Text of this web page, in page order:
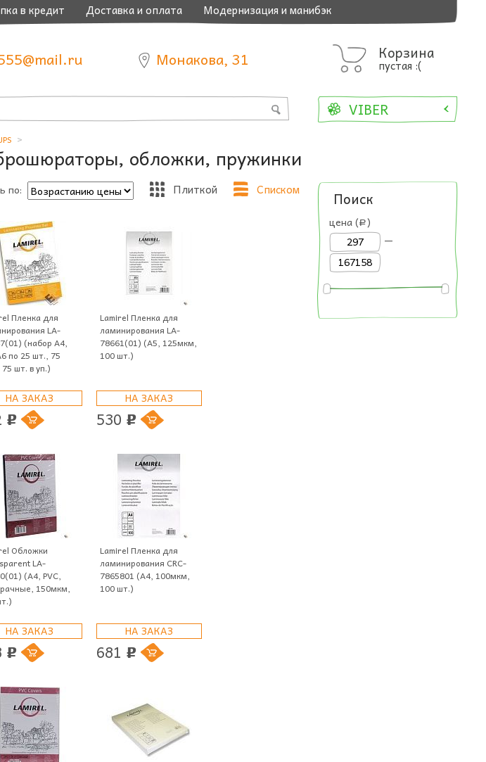
в кредит Доставка и оплата Модернизация и манибэк
Корзина
пустая :(
Монакова, 31
VIBER
обложки, пружинки
Поиск
цена (a)
—
по: Плиткой Списком
Пленка для
LA-
(набор А4,
по 25 шт., 75
шт. в уп.)
НА ЗАКАЗ
p
Lamirel Пленка для
ламинирования LA-
78661(01) (А5, 125мкм,
100 шт.)
НА ЗАКАЗ
530 p
Обложки
LA-
(A4, PVC,
150мкм,
НА ЗАКАЗ
p
Lamirel Пленка для
ламинирования CRC-
7865801 (А4, 100мкм,
100 шт.)
НА ЗАКАЗ
681 p